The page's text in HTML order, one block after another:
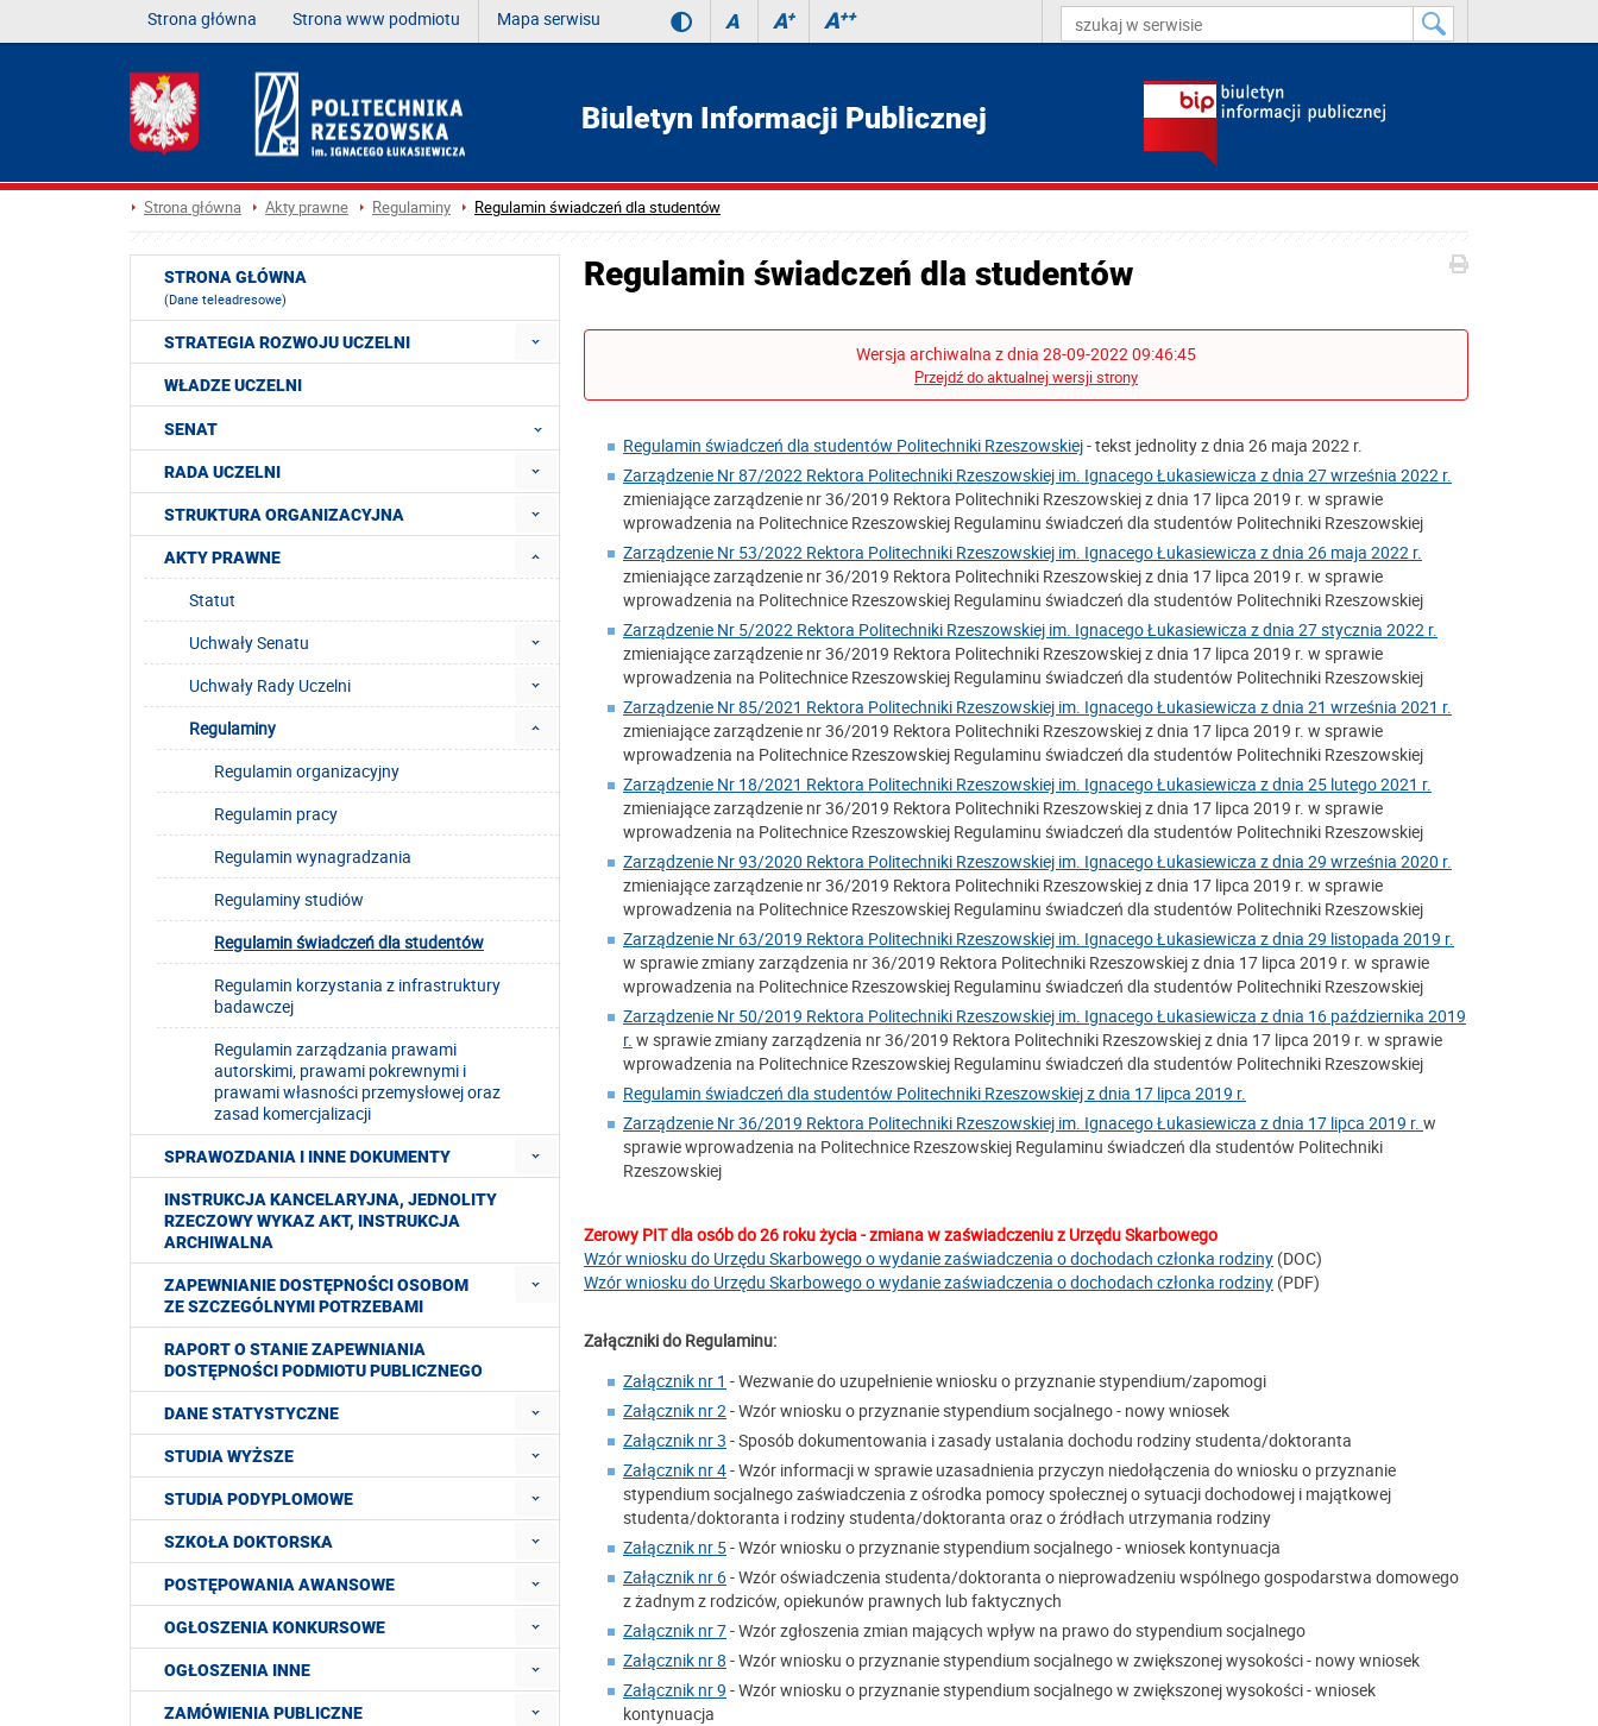
Strona główna Strona www podmiotu Mapa serwisu A A+ A++
Biuletyn Informacji Publicznej
Strona główna Akty prawne Regulaminy Regulamin świadczeń dla studentów
Regulamin świadczeń dla studentów
Wersja archiwalna z dnia 28-09-2022 09:46:45
Przejdź do aktualnej wersji strony
Regulamin świadczeń dla studentów Politechniki Rzeszowskiej- tekst jednolity z dnia 26 maja 2022 r.
Zarządzenie Nr 87/2022 Rektora Politechniki Rzeszowskiej im. Ignacego Łukasiewicza z dnia 27 września 2022 r.
zmieniające zarządzenie nr 36/2019 Rektora Politechniki Rzeszowskiej z dnia 17 lipca 2019 r. w sprawie
wprowadzenia na Politechnice Rzeszowskiej Regulaminu świadczeń dla studentów Politechniki Rzeszowskiej
Zarządzenie Nr 53/2022 Rektora Politechniki Rzeszowskiej im. Ignacego Łukasiewicza z dnia 26 maja 2022 r.
zmieniające zarządzenie nr 36/2019 Rektora Politechniki Rzeszowskiej z dnia 17 lipca 2019 r. w sprawie
wprowadzenia na Politechnice Rzeszowskiej Regulaminu świadczeń dla studentów Politechniki Rzeszowskiej
Zarządzenie Nr 5/2022 Rektora Politechniki Rzeszowskiej im. Ignacego Łukasiewicza z dnia 27 stycznia 2022 r.
zmieniające zarządzenie nr 36/2019 Rektora Politechniki Rzeszowskiej z dnia 17 lipca 2019 r. w sprawie
wprowadzenia na Politechnice Rzeszowskiej Regulaminu świadczeń dla studentów Politechniki Rzeszowskiej
Zarządzenie Nr 85/2021 Rektora Politechniki Rzeszowskiej im. Ignacego Łukasiewicza z dnia 21 września 2021 r.
zmieniające zarządzenie nr 36/2019 Rektora Politechniki Rzeszowskiej z dnia 17 lipca 2019 r. w sprawie
wprowadzenia na Politechnice Rzeszowskiej Regulaminu świadczeń dla studentów Politechniki Rzeszowskiej
Zarządzenie Nr 18/2021 Rektora Politechniki Rzeszowskiej im. Ignacego Łukasiewicza z dnia 25 lutego 2021 r.
zmieniające zarządzenie nr 36/2019 Rektora Politechniki Rzeszowskiej z dnia 17 lipca 2019 r. w sprawie
wprowadzenia na Politechnice Rzeszowskiej Regulaminu świadczeń dla studentów Politechniki Rzeszowskiej
Zarządzenie Nr 93/2020 Rektora Politechniki Rzeszowskiej im. Ignacego Łukasiewicza z dnia 29 września 2020 r.
zmieniające zarządzenie nr 36/2019 Rektora Politechniki Rzeszowskiej z dnia 17 lipca 2019 r. w sprawie
wprowadzenia na Politechnice Rzeszowskiej Regulaminu świadczeń dla studentów Politechniki Rzeszowskiej
Zarządzenie Nr 63/2019 Rektora Politechniki Rzeszowskiej im. Ignacego Łukasiewicza z dnia 29 listopada 2019 r.
w sprawie zmiany zarządzenia nr 36/2019 Rektora Politechniki Rzeszowskiej z dnia 17 lipca 2019 r. w sprawie
wprowadzenia na Politechnice Rzeszowskiej Regulaminu świadczeń dla studentów Politechniki Rzeszowskiej
Zarządzenie Nr 50/2019 Rektora Politechniki Rzeszowskiej im. Ignacego Łukasiewicza z dnia 16 października 2019
r. w sprawie zmiany zarządzenia nr 36/2019 Rektora Politechniki Rzeszowskiej z dnia 17 lipca 2019 r. w sprawie
wprowadzenia na Politechnice Rzeszowskiej Regulaminu świadczeń dla studentów Politechniki Rzeszowskiej
Regulamin świadczeń dla studentów Politechniki Rzeszowskiej z dnia 17 lipca 2019 r.
Zarządzenie Nr 36/2019 Rektora Politechniki Rzeszowskiej im. Ignacego Łukasiewicza z dnia 17 lipca 2019 r. w
sprawie wprowadzenia na Politechnice Rzeszowskiej Regulaminu świadczeń dla studentów Politechniki
Rzeszowskiej
Zerowy PIT dla osób do 26 roku życia - zmiana w zaświadczeniu z Urzędu Skarbowego
Wzór wniosku do Urzędu Skarbowego o wydanie zaświadczenia o dochodach członka rodziny (DOC)
Wzór wniosku do Urzędu Skarbowego o wydanie zaświadczenia o dochodach członka rodziny (PDF)
Załączniki do Regulaminu:
Załącznik nr 1 - Wezwanie do uzupełnienie wniosku o przyznanie stypendium/zapomogi
Załącznik nr 2- Wzór wniosku o przyznanie stypendium socjalnego - nowy wniosek
Załącznik nr 3 - Sposób dokumentowania i zasady ustalania dochodu rodziny studenta/doktoranta
Załącznik nr 4- Wzór informacji w sprawie uzasadnienia przyczyn niedołączenia do wniosku o przyznanie
stypendium socjalnego zaświadczenia z ośrodka pomocy społecznej o sytuacji dochodowej i majątkowej
studenta/doktoranta i rodziny studenta/doktoranta oraz o źródłach utrzymania rodziny
Załącznik nr 5- Wzór wniosku o przyznanie stypendium socjalnego - wniosek kontynuacja
Załącznik nr 6- Wzór oświadczenia studenta/doktoranta o nieprowadzeniu wspólnego gospodarstwa domowego
z żadnym z rodziców, opiekunów prawnych lub faktycznych
Załącznik nr 7- Wzór zgłoszenia zmian mających wpływ na prawo do stypendium socjalnego
Załącznik nr 8 - Wzór wniosku o przyznanie stypendium socjalnego w zwiększonej wysokości - nowy wniosek
Załącznik nr 9 - Wzór wniosku o przyznanie stypendium socjalnego w zwiększonej wysokości - wniosek
kontynuacja
STRONA GŁÓWNA
(Dane teleadresowe)
STRATEGIA ROZWOJU UCZELNI
WŁADZE UCZELNI
SENAT
RADA UCZELNI
STRUKTURA ORGANIZACYJNA
AKTY PRAWNE
Statut
Uchwały Senatu
Uchwały Rady Uczelni
Regulaminy
Regulamin organizacyjny
Regulamin pracy
Regulamin wynagradzania
Regulaminy studiów
Regulamin świadczeń dla studentów
Regulamin korzystania z infrastruktury
badawczej
Regulamin zarządzania prawami
autorskimi, prawami pokrewnymi i
prawami własności przemysłowej oraz
zasad komercjalizacji
SPRAWOZDANIA I INNE DOKUMENTY
INSTRUKCJA KANCELARYJNA, JEDNOLITY
RZECZOWY WYKAZ AKT, INSTRUKCJA
ARCHIWALNA
ZAPEWNIANIE DOSTĘPNOŚCI OSOBOM
ZE SZCZEGÓLNYMI POTRZEBAMI
RAPORT O STANIE ZAPEWNIANIA
DOSTĘPNOŚCI PODMIOTU PUBLICZNEGO
DANE STATYSTYCZNE
STUDIA WYŻSZE
STUDIA PODYPLOMOWE
SZKOŁA DOKTORSKA
POSTĘPOWANIA AWANSOWE
OGŁOSZENIA KONKURSOWE
OGŁOSZENIA INNE
ZAMÓWIENIA PUBLICZNE